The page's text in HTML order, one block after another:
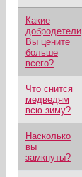
Какие
добродетели
Вы цените
больше
всего?
Что снится
медведям
всю зиму?
Насколько
вы
замкнуты?